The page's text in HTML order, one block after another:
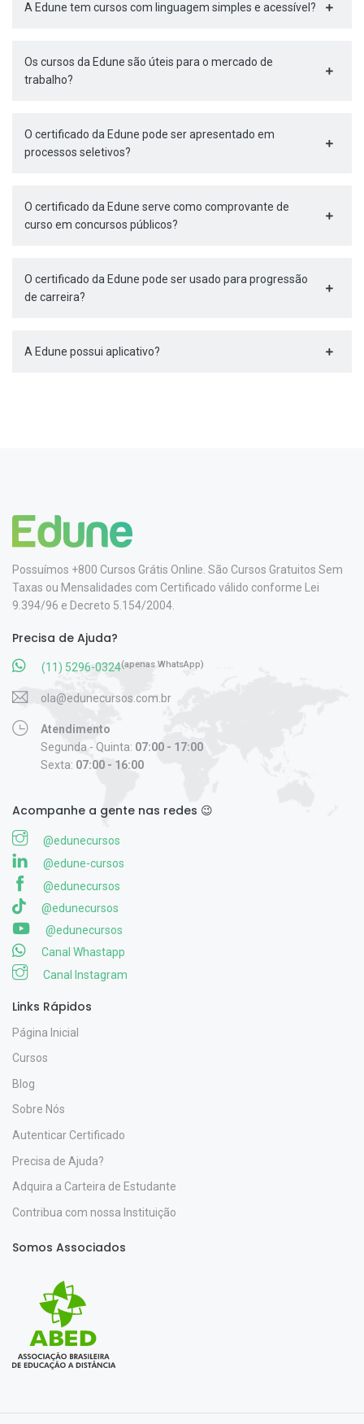
A Edune tem cursos com linguagem simples e acessível?
Os cursos da Edune são úteis para o mercado de
trabalho?
O certificado da Edune pode ser apresentado em
processos seletivos?
O certificado da Edune serve como comprovante de
curso em concursos públicos?
O certificado da Edune pode ser usado para progressão
de carreira?
A Edune possui aplicativo?
Possuímos +800 Cursos Grátis Online. São Cursos Gratuitos Sem
Taxas ou Mensalidades com Certificado válido conforme Lei
9.394/96 e Decreto 5.154/2004.
Precisa de Ajuda?
(11) 5296-0324(apenas WhatsApp)
ola@edunecursos.com.br
Atendimento
Segunda - Quinta: 07:00 - 17:00
Sexta: 07:00 - 16:00
Acompanhe a gente nas redes 😉
@edunecursos
@edune-cursos
@edunecursos
@edunecursos
@edunecursos
Canal Whastapp
Canal Instagram
Links Rápidos
Página Inicial
Cursos
Blog
Sobre Nós
Autenticar Certificado
Precisa de Ajuda?
Adquira a Carteira de Estudante
Contribua com nossa Instituição
Somos Associados